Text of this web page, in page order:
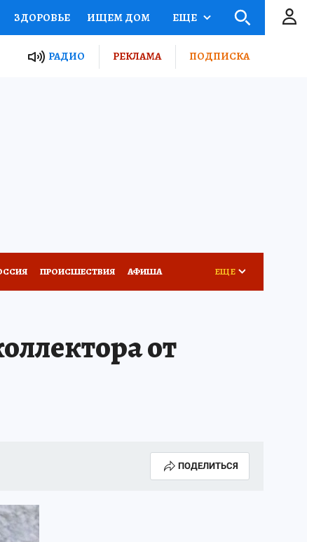
ЗДОРОВЬЕ ИЩЕМ ДОМ
ПРОЕКТЫ РОССИИ
ЕЩЕ
РАДИО РЕКЛАМА ПОДПИСКА
ПРОИСШЕСТВИЯ АФИША ЕЩЕ
от
ПОДЕЛИТЬСЯ